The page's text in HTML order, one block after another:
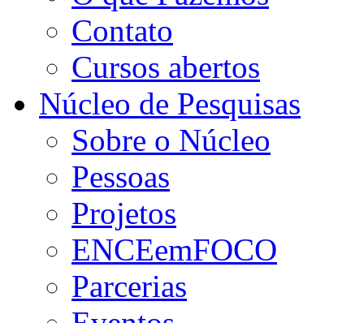
Contato
Cursos abertos
Núcleo de Pesquisas
Sobre o Núcleo
Pessoas
Projetos
ENCEemFOCO
Parcerias